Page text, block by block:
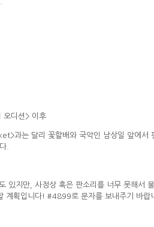
오디션> 이후
과는 달리 꽃할배와 국악인 남상일 앞에서
.
있지만, 사정상 혹은 판소리를 너무 못해서
계획입니다! #4899로 문자를 보내주기 바랍